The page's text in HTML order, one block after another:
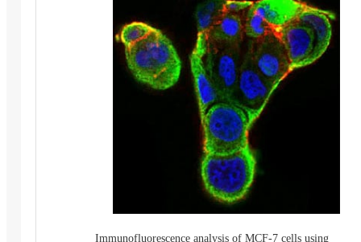
Immunofluorescence analysis of MCF-7 cells using